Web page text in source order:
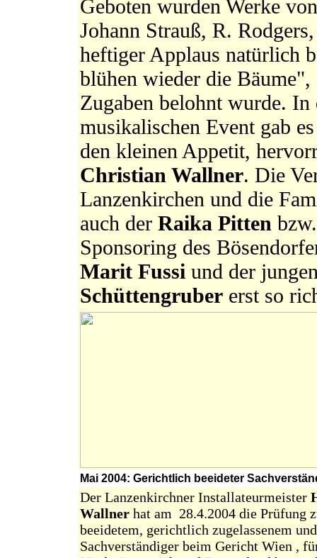
Geboten wurden Werke
Johann Strauß, R.
heftiger Applaus natürlich
blühen wieder die
Zugaben belohnt wurde. In
musikalischen Event gab
den kleinen Appetit,
Christian Wallner. Die
Lanzenkirchen und die
auch der Raika Pitten
Sponsoring des
Marit Fussi und der
Schüttengruber erst so
Mai 2004: Gerichtlich beeideter
Der Lanzenkirchner Installateurmeister
Wallner hat am 28.4.2004 die Prüfung
beeidetem, gerichtlich zugelassenem
Sachverständiger beim Gericht Wien ,